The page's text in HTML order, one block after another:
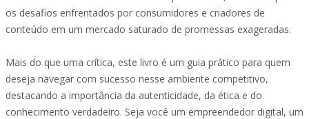
os desafios enfrentados por consumidores e criadores de
conteúdo em um mercado saturado de promessas exageradas.
Mais do que uma crítica, este livro é um guia prático para quem
deseja navegar com sucesso nesse ambiente competitivo,
destacando a importância da autenticidade, da ética e do
conhecimento verdadeiro. Seja você um empreendedor digital, um